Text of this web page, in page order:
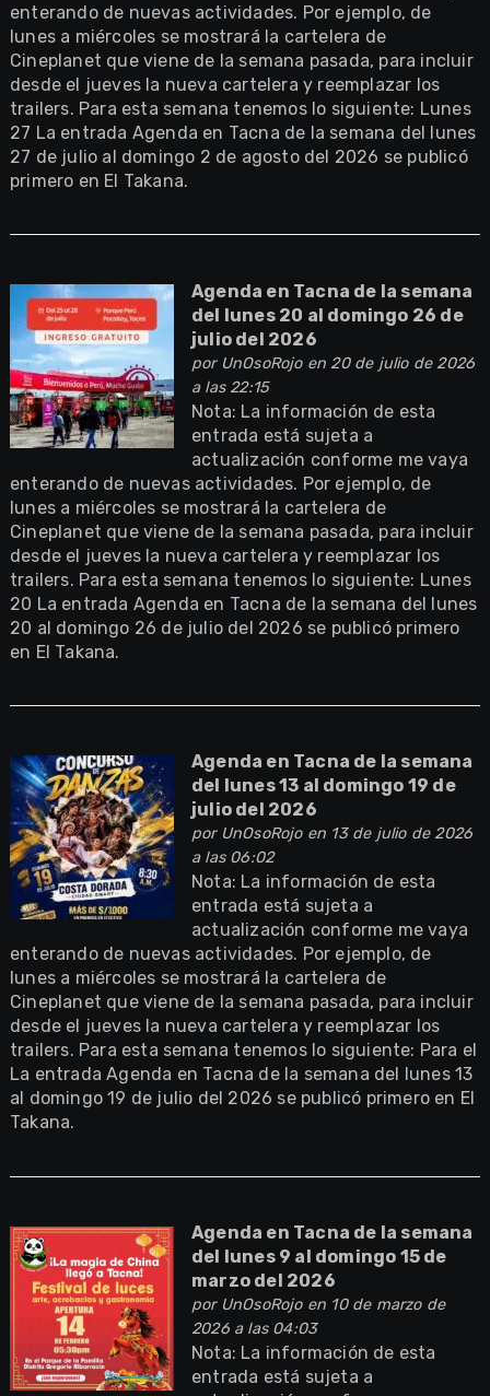
enterando de nuevas actividades. Por ejemplo, de
lunes a miércoles se mostrará la cartelera de
Cineplanet que viene de la semana pasada, para incluir
desde el jueves la nueva cartelera y reemplazar los
trailers. Para esta semana tenemos lo siguiente: Lunes
27 La entrada Agenda en Tacna de la semana del lunes
27 de julio al domingo 2 de agosto del 2026 se publicó
primero en El Takana.
Agenda en Tacna de la semana
del lunes 20 al domingo 26 de
julio del 2026
por UnOsoRojoen 20 de julio de 2026
a las 22:15
Nota: La información de esta
entrada está sujeta a
actualización conforme me vaya
enterando de nuevas actividades. Por ejemplo, de
lunes a miércoles se mostrará la cartelera de
Cineplanet que viene de la semana pasada, para incluir
desde el jueves la nueva cartelera y reemplazar los
trailers. Para esta semana tenemos lo siguiente: Lunes
20 La entrada Agenda en Tacna de la semana del lunes
20 al domingo 26 de julio del 2026 se publicó primero
en El Takana.
Agenda en Tacna de la semana
del lunes 13 al domingo 19 de
julio del 2026
por UnOsoRojoen 13 de julio de 2026
a las 06:02
Nota: La información de esta
entrada está sujeta a
actualización conforme me vaya
enterando de nuevas actividades. Por ejemplo, de
lunes a miércoles se mostrará la cartelera de
Cineplanet que viene de la semana pasada, para incluir
desde el jueves la nueva cartelera y reemplazar los
trailers. Para esta semana tenemos lo siguiente: Para el
La entrada Agenda en Tacna de la semana del lunes 13
al domingo 19 de julio del 2026 se publicó primero en El
Takana.
Agenda en Tacna de la semana
del lunes 9 al domingo 15 de
marzo del 2026
por UnOsoRojoen 10 de marzo de
2026 a las 04:03
Nota: La información de esta
entrada está sujeta a